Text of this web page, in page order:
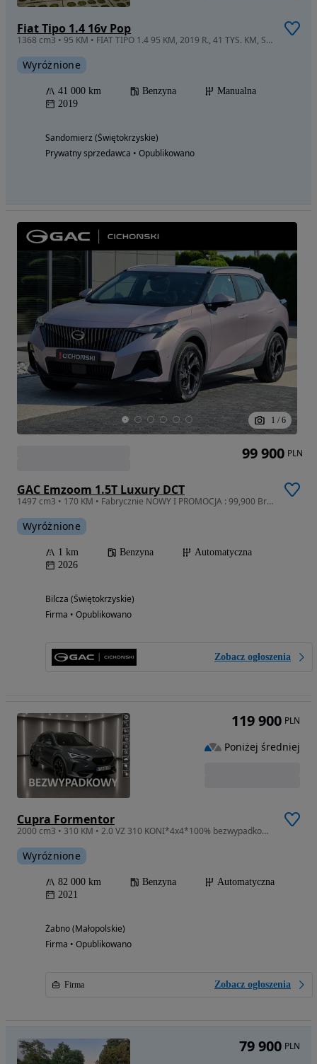
Fiat Tipo 1.4 16v Pop
1368 cm3 • 95 KM • FIAT TIPO 1.4 95 KM, 2019 R., 41 TYS. KM, SALON POLSKA, 1 właściciel
Wyróżnione
41 000 km Benzyna
Manualna
2019
Sandomierz (Świętokrzyskie)
Prywatny sprzedawca • Opublikowano
1 / 6
GAC Emzoom 1.5T Luxury DCT
1497 cm3 • 170 KM • Fabrycznie NOWY I PROMOCJA : 99,900 Brutto I Tylko do Końca Sierpnia
Wyróżnione
1 km Benzyna
Automatyczna
2026
Bilcza (Świętokrzyskie)
Firma • Opublikowano
Zobacz ogłoszenia
99 900 PLN
Cupra Formentor
2000 cm3 • 310 KM • 2.0 VZ 310 KONI*4x4*100% bezwypadkowa*kamera*podgrzewana kierownica*
Wyróżnione
82 000 km Benzyna
Automatyczna
2021
Żabno (Małopolskie)
Firma • Opublikowano
Firma Zobacz ogłoszenia
119 900 PLN
Poniżej średniej
79 900 PLN